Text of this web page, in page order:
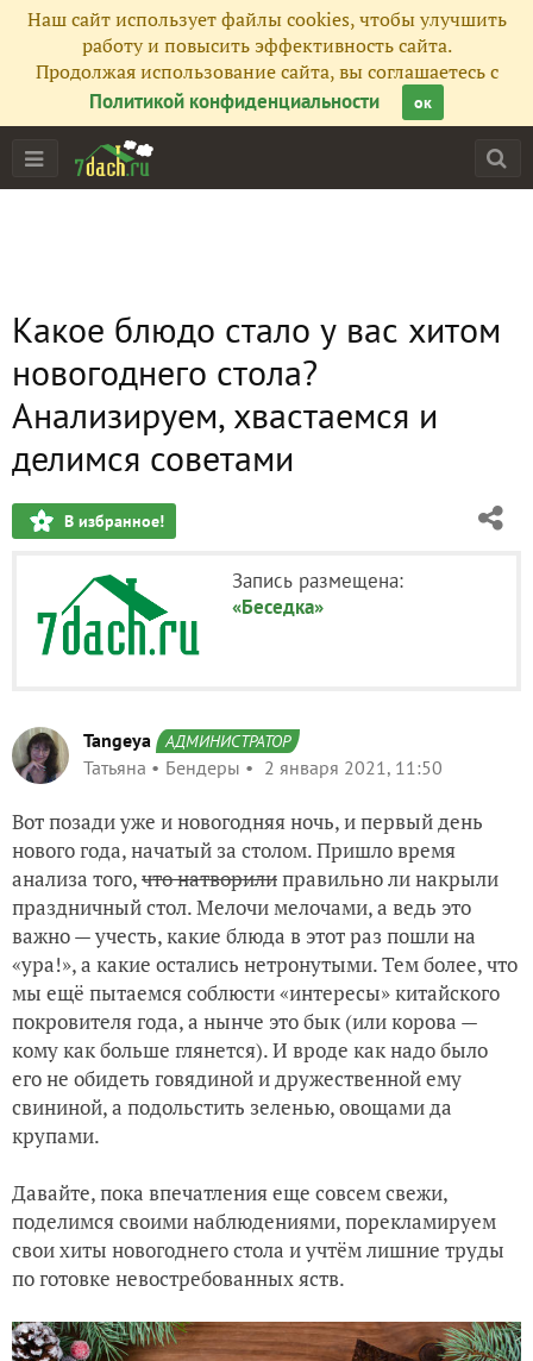
Наш сайт использует файлы cookies, чтобы улучшить
работу и повысить эффективность сайта.
Продолжая использование сайта, вы соглашаетесь с
Политикой конфиденциальности
ок
Какое блюдо стало у вас хитом
новогоднего стола?
Анализируем, хвастаемся и
делимся советами
В избранное!
Запись размещена:
«Беседка»
Tangeya АДМИНИСТРАТОР
Татьяна Бендеры 2 января 2021, 11:50
Вот позади уже и новогодняя ночь, и первый день
нового года, начатый за столом. Пришло время
анализа того,что натворилиправильно ли накрыли
праздничный стол. Мелочи мелочами, а ведь это
важно — учесть, какие блюда в этот раз пошли на
«ура!», а какие остались нетронутыми. Тем более, что
мы ещё пытаемся соблюсти «интересы» китайского
покровителя года, а нынче это бык (или корова —
кому как больше глянется). И вроде как надо было
его не обидеть говядиной и дружественной ему
свининой, а подольстить зеленью, овощами да
крупами.
Давайте, пока впечатления еще совсем свежи,
поделимся своими наблюдениями, порекламируем
свои хиты новогоднего стола и учтём лишние труды
по готовке невостребованных яств.